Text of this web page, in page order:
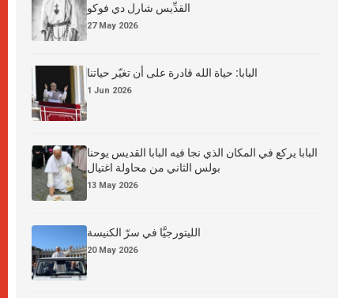
القدِّيس شارل دي فوكو
27 May 2026
البابا: حياة الله قادرة على أن تغيّر حياتنا
1 Jun 2026
البابا يركع في المكان الذي نجا فيه البابا القديس يوحنا
بولس الثاني من محاولة اغتيال
13 May 2026
الليتورجيَّا في سرّ الكنيسة
20 May 2026